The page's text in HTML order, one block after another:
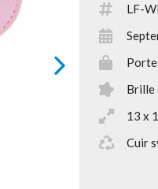
LF-
Brille
13 x
Cuir